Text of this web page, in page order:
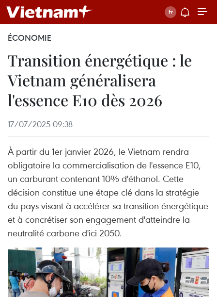
ÉCONOMIE
Transition énergétique : le
Vietnam généralisera
l'essence E10 dès 2026
17/07/2025 09:38
À partir du 1er janvier 2026, le Vietnam rendra
obligatoire la commercialisation de l'essence E10,
un carburant contenant 10% d'éthanol. Cette
décision constitue une étape clé dans la stratégie
du pays visant à accélérer sa transition énergétique
et à concrétiser son engagement d'atteindre la
neutralité carbone d'ici 2050.